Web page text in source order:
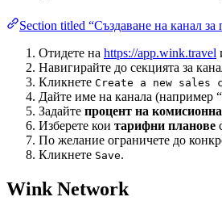
Section titled “Създаване на канал
Отидете на https://app.wink.travel
Навигирайте до секцията за
Кликнете Create a new sales
Дайте име на канала (например
Задайте процент на
Изберете кои тарифни планове
По желание ограничете до
Кликнете Save.
Wink Network